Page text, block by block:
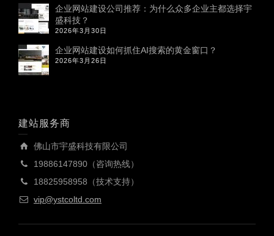
企业网站建设公司推荐：为什么众多企业主都选择宇
盛科技？
2026年3月30日
企业网站建设如何抓住AI搜索的黄金窗口？
2026年3月26日
建站服务商
佛山市宇盛科技有限公司
19886147890（咨询热线）
18825958958（技术支持）
vip@ystcoltd.com